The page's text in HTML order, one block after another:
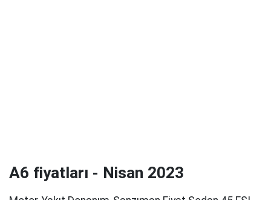
A6 fiyatları - Nisan 2023